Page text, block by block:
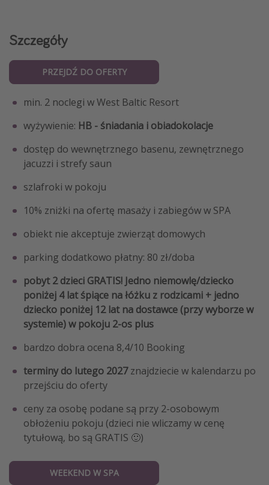
Szczegóły
PRZEJDŹ DO OFERTY
min. 2 noclegi w West Baltic Resort
wyżywienie: HB - śniadania i obiadokolacje
dostęp do wewnętrznego basenu, zewnętrznego
jacuzzi i strefy saun
szlafroki w pokoju
10% zniżki na ofertę masaży i zabiegów w SPA
obiekt nie akceptuje zwierząt domowych
parking dodatkowo płatny: 80 zł/doba
pobyt 2 dzieci GRATIS! Jedno niemowlę/dziecko
poniżej 4 lat śpiące na łóżku z rodzicami + jedno
dziecko poniżej 12 lat na dostawce (przy wyborze w
systemie) w pokoju 2-os plus
bardzo dobra ocena 8,4/10 Booking
terminy do lutego 2027znajdziecie w kalendarzu po
przejściu do oferty
ceny za osobę podane są przy 2-osobowym
obłożeniu pokoju (dzieci nie wliczamy w cenę
tytułową, bo są GRATIS 🙂)
WEEKEND W SPA